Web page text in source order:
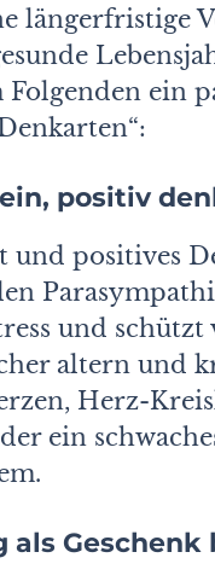
längerfristige
Folgenden ein
positiv
und positives
und schützt
altern und
Herz-
ein
als Geschenk